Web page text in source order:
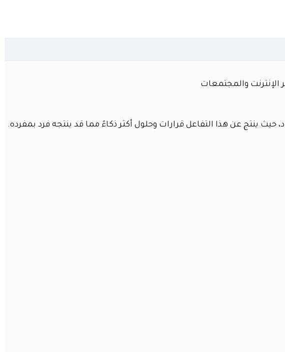
ينتج عن هذا التفاعل قرارات وحلول أكثر ذكاءً مما قد ينتجه فرد بمفرده.